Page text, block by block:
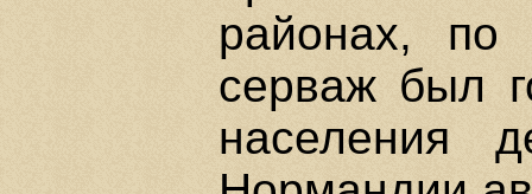
районах,
серваж был
населения